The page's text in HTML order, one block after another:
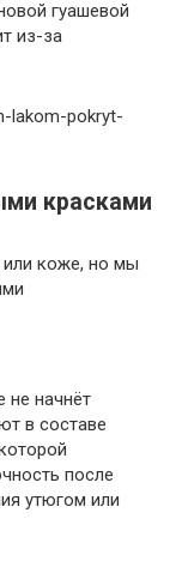
гуашевой
из-за
lakom-pokryt-
красками
или коже, но мы
не начнёт
в составе
после
утюгом или